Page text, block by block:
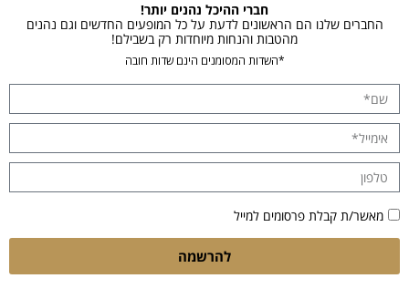
חברי ההיכל נהנים יותר!
החברים שלנו הם הראשונים לדעת על כל המופעים החדשים וגם נהנים
מהטבות והנחות מיוחדות רק בשבילם!
*השדות המסומנים הינם שדות חובה
מאשר/ת קבלת פרסומים למייל
להרשמה